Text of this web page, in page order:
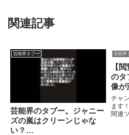
関連記事
芸能界タブー
芸能界のタブー。ジャニー
ズの嵐はクリーンじゃな
い？
芸能界
【
のタ
像
側
チャ
ます
関連